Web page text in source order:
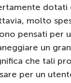
dotati
molto
pensati per
un
che tali
per un